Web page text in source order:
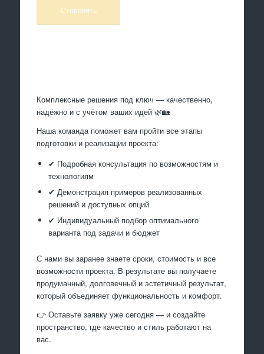
Комплексные решения под ключ — качественно,
надёжно и с учётом ваших идей 🌿🏡
Наша команда поможет вам пройти все этапы
подготовки и реализации проекта:
✔ Подробная консультация по возможностям и
технологиям
✔ Демонстрация примеров реализованных
решений и доступных опций
✔ Индивидуальный подбор оптимального
варианта под задачи и бюджет
С нами вы заранее знаете сроки, стоимость и все
возможности проекта. В результате вы получаете
продуманный, долговечный и эстетичный результат,
который объединяет функциональность и комфорт.
👉 Оставьте заявку уже сегодня — и создайте
пространство, где качество и стиль работают на
вас.